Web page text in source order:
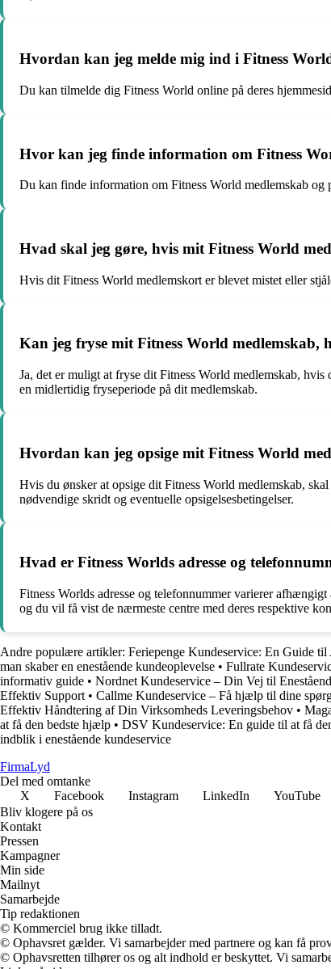
Hvordan kan jeg melde mig ind i Fitness
Du kan tilmelde dig Fitness World online på deres
Hvor kan jeg finde information om Fitness
Du kan finde information om Fitness World medlemskab og
Hvad skal jeg gøre, hvis mit Fitness World
Hvis dit Fitness World medlemskort er blevet mistet eller
Kan jeg fryse mit Fitness World
Ja, det er muligt at fryse dit Fitness World medlemskab,
en midlertidig fryseperiode på dit medlemskab.
Hvordan kan jeg opsige mit Fitness World
Hvis du ønsker at opsige dit Fitness World medlemskab,
nødvendige skridt og eventuelle opsigelsesbetingelser.
Hvad er Fitness Worlds adresse og
Fitness Worlds adresse og telefonnummer varierer
og du vil få vist de nærmeste centre med deres respektive
Andre populære artikler: Feriepenge Kundeservice: En Guide
man skaber en enestående kundeoplevelse • Fullrate
informativ guide • Nordnet Kundeservice – Din Vej til
Effektiv Support • Callme Kundeservice – Få hjælp til dine
Effektiv Håndtering af Din Virksomheds Leveringsbehov •
at få den bedste hjælp • DSV Kundeservice: En guide til at få
indblik i enestående kundeservice
FirmaLyd
Del med omtanke
X
Facebook Instagram LinkedIn YouTube
Bliv klogere på os
Kontakt
Pressen
Kampagner
Min side
Mailnyt
Samarbejde
Tip redaktionen
© Kommerciel brug ikke tilladt.
© Ophavsret gælder. Vi samarbejder med partnere og kan få
© Ophavsretten tilhører os og alt indhold er beskyttet. Vi